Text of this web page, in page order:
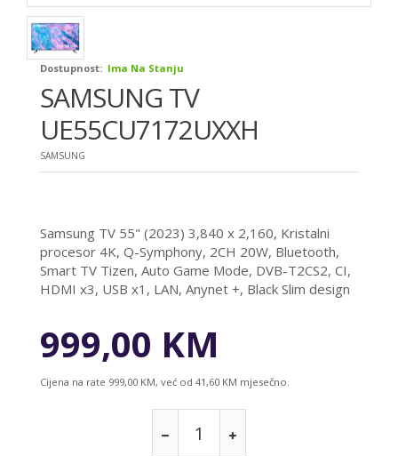
Dostupnost: Ima Na Stanju
SAMSUNG TV
UE55CU7172UXXH
SAMSUNG
Samsung TV 55" (2023) 3,840 x 2,160, Kristalni
procesor 4K, Q-Symphony, 2CH 20W, Bluetooth,
Smart TV Tizen, Auto Game Mode, DVB-T2CS2, CI,
HDMI x3, USB x1, LAN, Anynet +, Black Slim design
999,00 KM
Cijena na rate 999,00 KM, već od 41,60 KM mjesečno.